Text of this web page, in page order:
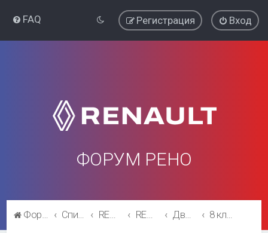
FAQ Вход
Регистрация
ФОРУМ РЕНО
Форум Рено Список форумов RENAULT SYMBOL RENAULT SYMBOL Двигатель и трансмиссия 8 клапанный